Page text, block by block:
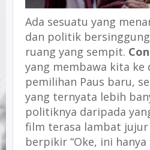
Ada sesuatu yang
dan politik
ruang yang sempit.
yang membawa kita ke
pemilihan Paus baru,
yang ternyata lebih
politiknya daripada
film terasa lambat jujur
berpikir “Oke, ini